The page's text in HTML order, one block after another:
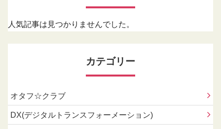
人気記事は見つかりませんでした。
カテゴリー
オタフ☆クラブ
DX(デジタルトランスフォーメーション)